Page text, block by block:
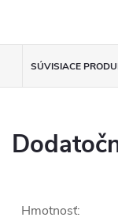
SÚVISIACE
Hmotnosť: